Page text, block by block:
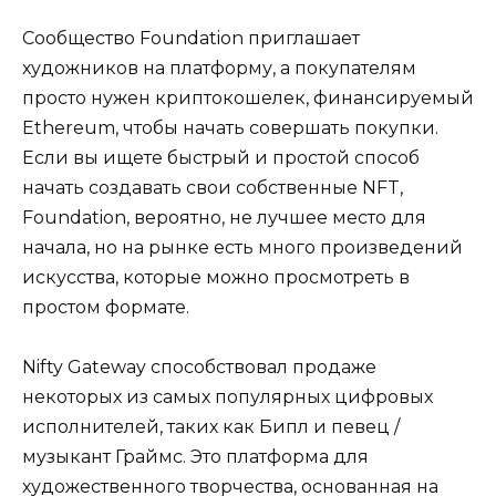
Сообщество Foundation приглашает
художников на платформу, а покупателям
просто нужен криптокошелек, финансируемый
Ethereum, чтобы начать совершать покупки.
Если вы ищете быстрый и простой способ
начать создавать свои собственные NFT,
Foundation, вероятно, не лучшее место для
начала, но на рынке есть много произведений
искусства, которые можно просмотреть в
простом формате.
Nifty Gateway способствовал продаже
некоторых из самых популярных цифровых
исполнителей, таких как Бипл и певец /
музыкант Граймс. Это платформа для
художественного творчества, основанная на